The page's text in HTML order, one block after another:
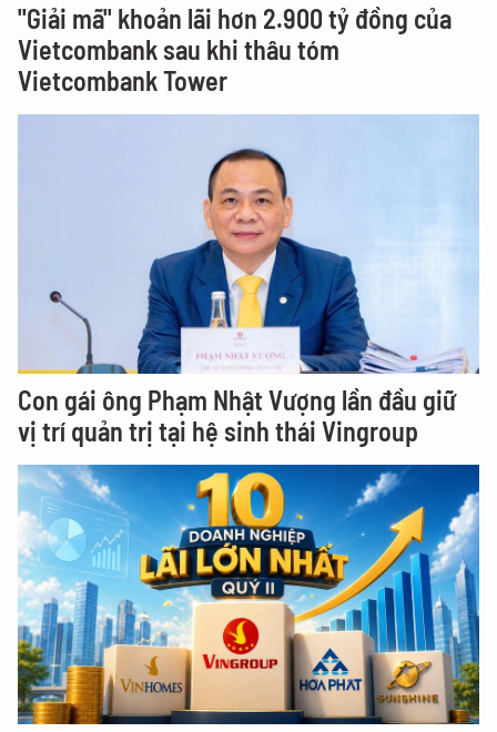
"Giải mã" khoản lãi hơn 2.900 tỷ đồng của
Vietcombank sau khi thâu tóm
Vietcombank Tower
Con gái ông Phạm Nhật Vượng lần đầu giữ
vị trí quản trị tại hệ sinh thái Vingroup